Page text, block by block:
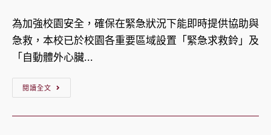
為加強校園安全，確保在緊急狀況下能即時提供協助與
急救，本校已於校園各重要區域設置「緊急求救鈴」及
「自動體外心臟...
閱讀全文
中